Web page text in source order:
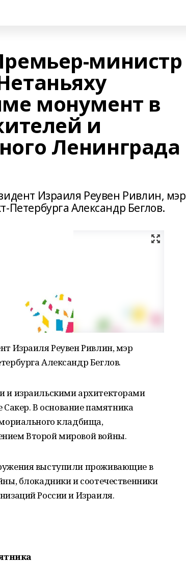
министр
монумент в
и
Ленинграда
Израиля Реувен Ривлин, мэр
Александр Беглов.
Израиля Реувен Ривлин, мэр
Александр Беглов.
и израильскими архитекторами
Сакер. В основание памятника
кладбища,
Второй мировой войны.
выступили проживающие в
блокадники и соотечественники
России и Израиля.